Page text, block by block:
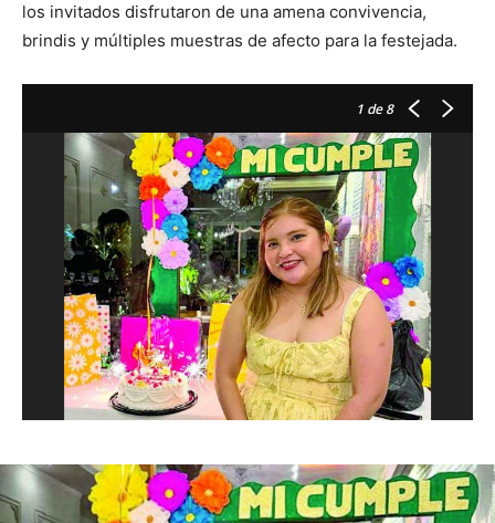
los invitados disfrutaron de una amena convivencia,
brindis y múltiples muestras de afecto para la festejada.
1 de 8